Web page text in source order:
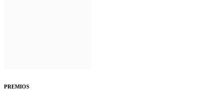
PREMIOS